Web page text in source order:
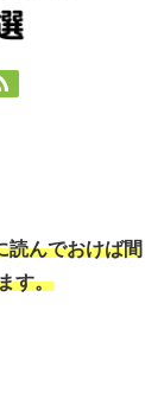
読んでおけば間
す。